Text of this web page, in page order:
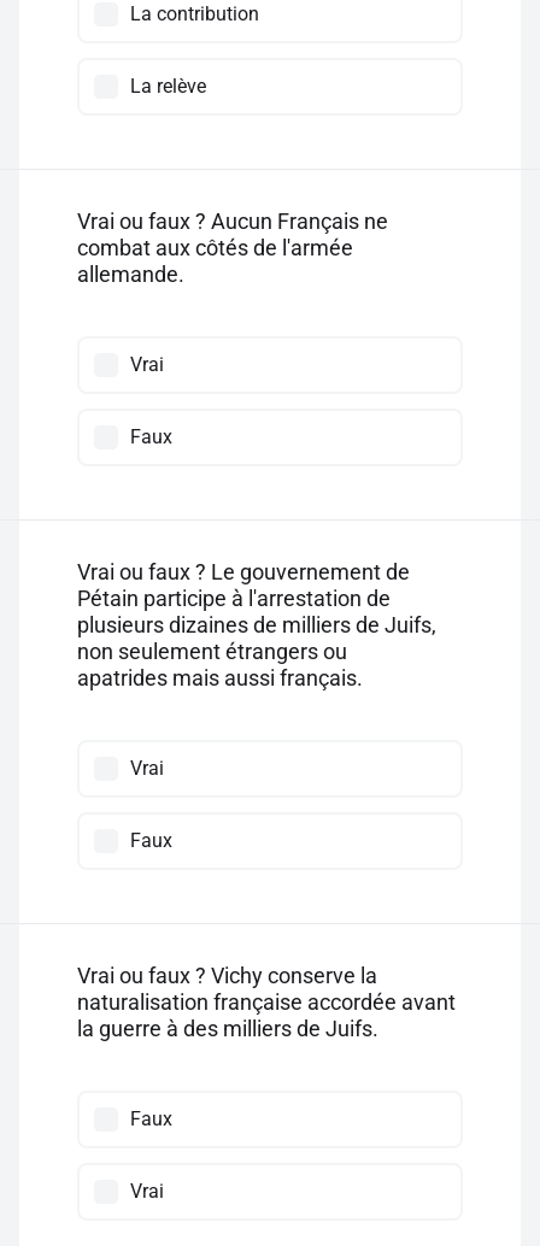
La contribution
La relève
Vrai ou faux ? Aucun Français ne
combat aux côtés de l'armée
allemande.
Vrai
Faux
Vrai ou faux ? Le gouvernement de
Pétain participe à l'arrestation de
plusieurs dizaines de milliers de Juifs,
non seulement étrangers ou
apatrides mais aussi français.
Vrai
Faux
Vrai ou faux ? Vichy conserve la
naturalisation française accordée avant
la guerre à des milliers de Juifs.
Faux
Vrai